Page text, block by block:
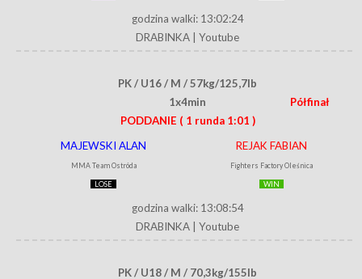
godzina walki: 13:02:24
DRABINKA
Youtube
PK / U16 / M / 57kg/125,7lb
1x4min
Półfinał
PODDANIE ( 1 runda 1:01 )
MAJEWSKI ALAN
MMA Team Ostróda
LOSE
REJAK FABIAN
Fighters Factory Oleśnica
WIN
godzina walki: 13:08:54
DRABINKA
Youtube
PK / U18 / M / 70,3kg/155lb